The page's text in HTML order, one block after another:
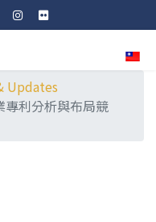
Updates
專利分析與布局競